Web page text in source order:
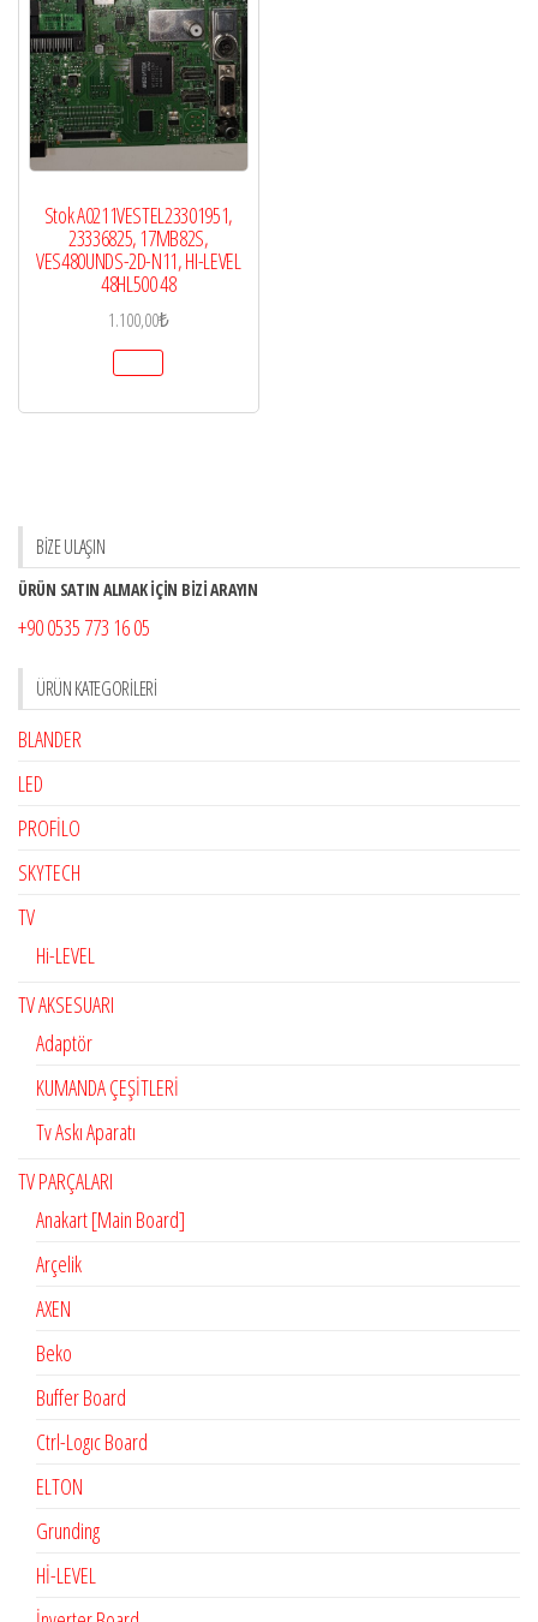
Stok A0211VESTEL23301951,
23336825, 17MB82S,
VES480UNDS-2D-N11, HI-LEVEL
48HL500 48
1.100,00₺
BİZE ULAŞIN
ÜRÜN SATIN ALMAK İÇİN BİZİ ARAYIN
+90 0535 773 16 05
ÜRÜN KATEGORILERI
BLANDER
LED
PROFİLO
SKYTECH
TV
Hi-LEVEL
TV AKSESUARI
Adaptör
KUMANDA ÇEŞİTLERİ
Tv Askı Aparatı
TV PARÇALARI
Anakart [Main Board]
Arçelik
AXEN
Beko
Buffer Board
Ctrl-Logıc Board
ELTON
Grunding
Hİ-LEVEL